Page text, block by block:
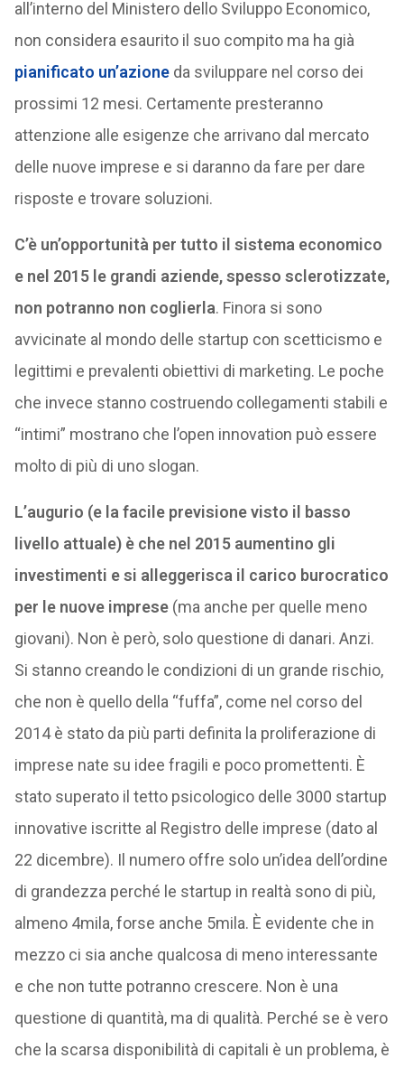
all’interno del Ministero dello Sviluppo Economico,
non considera esaurito il suo compito ma ha già
pianificato un’azioneda sviluppare nel corso dei
prossimi 12 mesi. Certamente presteranno
attenzione alle esigenze che arrivano dal mercato
delle nuove imprese e si daranno da fare per dare
risposte e trovare soluzioni.
C’è un’opportunità per tutto il sistema economico
e nel 2015 le grandi aziende, spesso sclerotizzate,
non potranno non coglierla. Finora si sono
avvicinate al mondo delle startup con scetticismo e
legittimi e prevalenti obiettivi di marketing. Le poche
che invece stanno costruendo collegamenti stabili e
“intimi” mostrano che l’open innovation può essere
molto di più di uno slogan.
L’augurio (e la facile previsione visto il basso
livello attuale) è che nel 2015 aumentino gli
investimenti e si alleggerisca il carico burocratico
per le nuove imprese(ma anche per quelle meno
giovani). Non è però, solo questione di danari. Anzi.
Si stanno creando le condizioni di un grande rischio,
che non è quello della “fuffa”, come nel corso del
2014 è stato da più parti definita la proliferazione di
imprese nate su idee fragili e poco promettenti. È
stato superato il tetto psicologico delle 3000 startup
innovative iscritte al Registro delle imprese (dato al
22 dicembre). Il numero offre solo un’idea dell’ordine
di grandezza perché le startup in realtà sono di più,
almeno 4mila, forse anche 5mila. È evidente che in
mezzo ci sia anche qualcosa di meno interessante
e che non tutte potranno crescere. Non è una
questione di quantità, ma di qualità. Perché se è vero
che la scarsa disponibilità di capitali è un problema, è